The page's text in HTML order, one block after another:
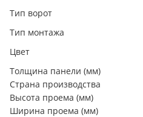
Тип ворот
Тип монтажа
Цвет
Толщина панели (мм)
Страна производства
Высота проема (мм)
Ширина проема (мм)